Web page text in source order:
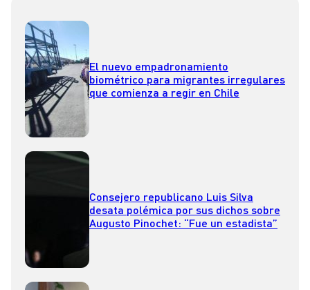
El nuevo empadronamiento
biométrico para migrantes irregulares
que comienza a regir en Chile
Consejero republicano Luis Silva
desata polémica por sus dichos sobre
Augusto Pinochet: “Fue un estadista”